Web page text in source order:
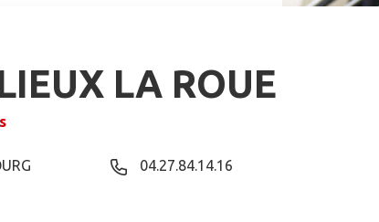
LA ROUE
04.27.84.14.16